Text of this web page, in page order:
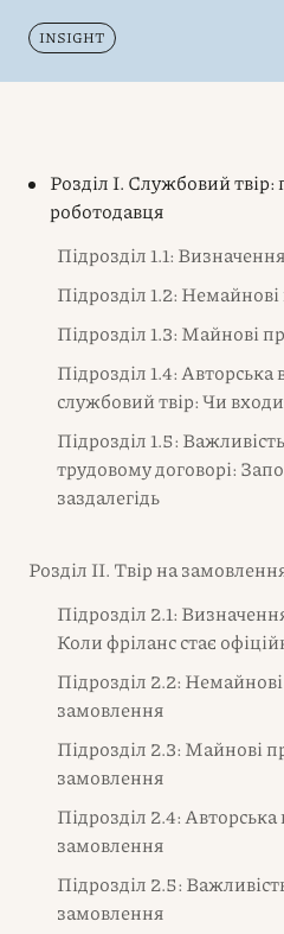
INSIGHT
Розділ I. Службовий твір:
роботодавця
Підрозділ 1.1:
Підрозділ 1.2:
Підрозділ 1.3: Майнові
Підрозділ 1.4: Авторська
службовий твір: Чи
Підрозділ 1.5:
трудовому договорі:
заздалегідь
Розділ II. Твір на
Підрозділ 2.1:
Коли фріланс стає
Підрозділ 2.2:
замовлення
Підрозділ 2.3: Майнові
замовлення
Підрозділ 2.4: Авторська
замовлення
Підрозділ 2.5:
замовлення